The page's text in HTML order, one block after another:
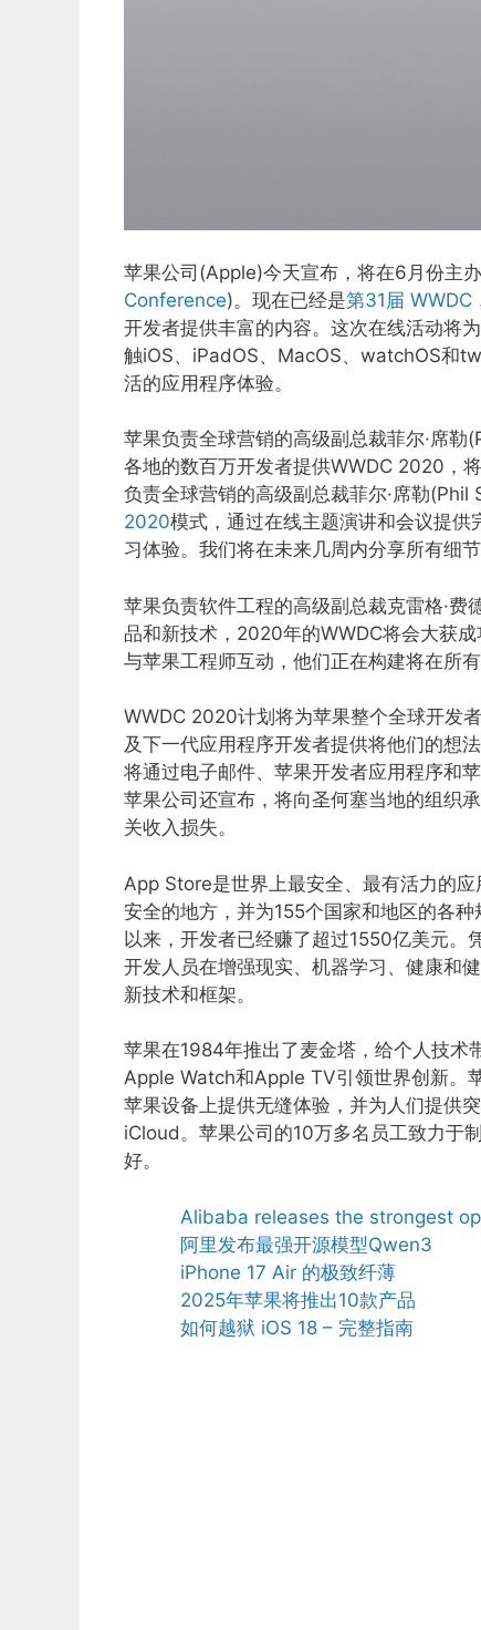
苹果公司(Apple)今天宣布，将在6月份主
Conference)。现在已经是第31届 WWDC
开发者提供丰富的内容。这次在线活动将
触iOS、iPadOS、MacOS、watchOS和
活的应用程序体验。
苹果负责全球营销的高级副总裁菲尔·席
各地的数百万开发者提供WWDC 2020，
负责全球营销的高级副总裁菲尔·席勒
2020模式，通过在线主题演讲和会议提
习体验。我们将在未来几周内分享所有细
苹果负责软件工程的高级副总裁克雷格·
品和新技术，2020年的WWDC将会大获
与苹果工程师互动，他们正在构建将在所
WWDC 2020计划将为苹果整个全球开发
及下一代应用程序开发者提供将他们的想
将通过电子邮件、苹果开发者应用程序和苹
苹果公司还宣布，将向圣何塞当地的组织
关收入损失。
App Store是世界上最安全、最有活力的
安全的地方，并为155个国家和地区的各
以来，开发者已经赚了超过1550亿美元。
开发人员在增强现实、机器学习、健康和
新技术和框架。
苹果在1984年推出了麦金塔，给个人技术
Apple Watch和Apple TV引领世界创新。
苹果设备上提供无缝体验，并为人们提供
iCloud。苹果公司的10万多名员工致力于
好。
Alibaba releases the strongest
阿里发布最强开源模型Qwen3
iPhone 17 Air 的极致纤薄
2025年苹果将推出10款产品
如何越狱 iOS 18 – 完整指南